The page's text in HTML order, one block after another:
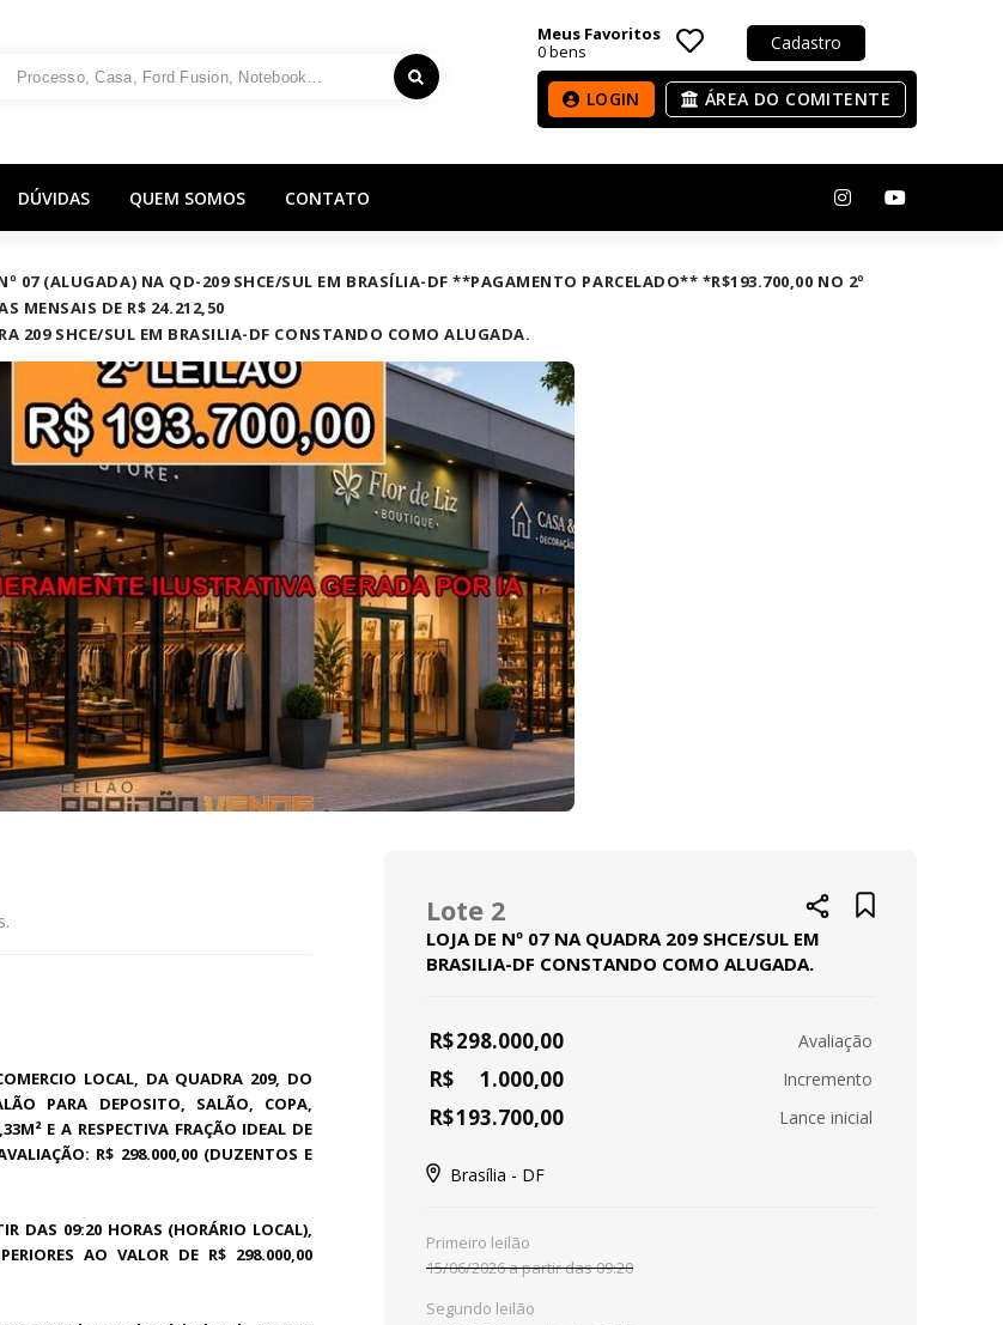
Meus Favoritos
0bens Cadastro
LOGIN ÁREA DO COMITENTE
DÚVIDAS QUEM SOMOS CONTATO
NA QD-209 SHCE/SUL EM BRASÍLIA-DF **PAGAMENTO PARCELADO** *R$193.700,00 NO 2º
MENSAIS DE R$ 24.212,50
209 SHCE/SUL EM BRASILIA-DF CONSTANDO COMO ALUGADA.
LOCAL, DA QUADRA 209, DO
PARA DEPOSITO, SALÃO, COPA,
E A RESPECTIVA FRAÇÃO IDEAL DE
R$ 298.000,00 (DUZENTOS E
DAS 09:20 HORAS (HORÁRIO LOCAL),
AO VALOR DE R$ 298.000,00
Lote 2
LOJA DE Nº 07 NA QUADRA 209 SHCE/SUL EM
BRASILIA-DF CONSTANDO COMO ALUGADA.
R$298.000,00 Avaliação
R$ 1.000,00 Incremento
R$193.700,00 Lance inicial
Brasília - DF
Primeiro leilão
15/06/2026 a partir das 09:20
Segundo leilão